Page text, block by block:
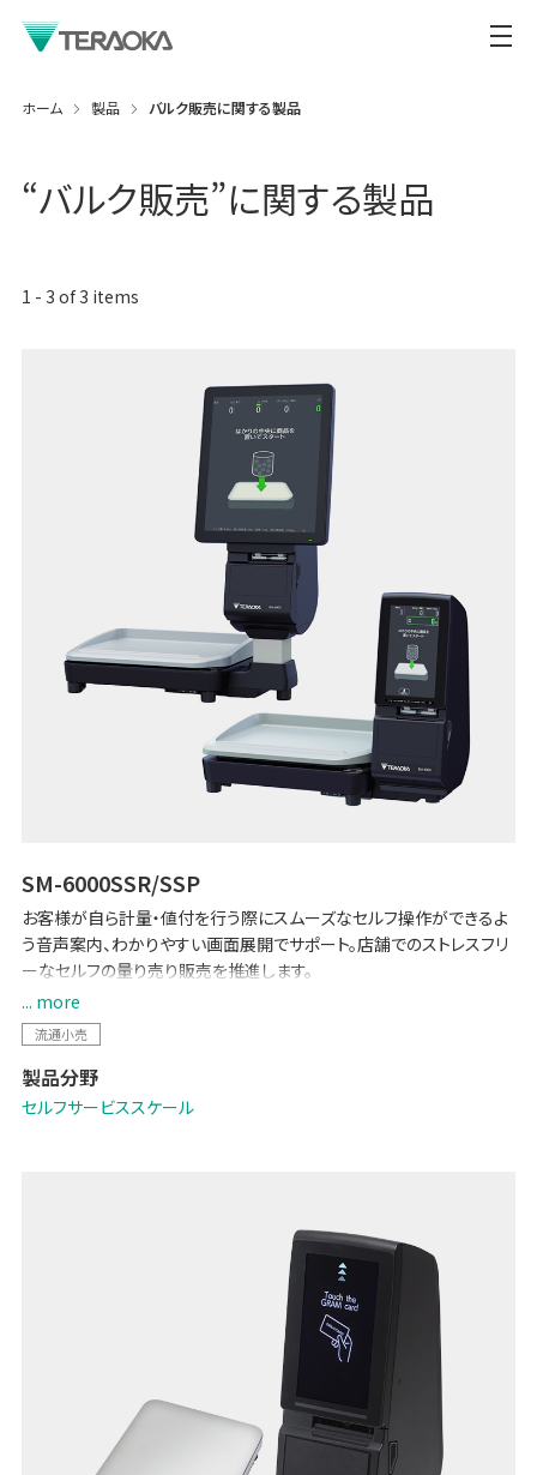
ホーム 製品 バルク販売に関する製品
“バルク販売”に関する製品
1 - 3 of3 items
SM-6000SSR/SSP
お客様が自ら計量・値付を行う際にスムーズなセルフ操作ができるよ
う音声案内、わかりやすい画面展開でサポート。店舗でのストレスフリ
ーなセルフの量り売り販売を推進します。
必要な量だけお買い物できる、これからの新しいお買い物方法を、
TERAOKAの最新技術により誰でもスピーディー、簡単に実現します。
... more
流通小売
製品分野
セルフサービススケール